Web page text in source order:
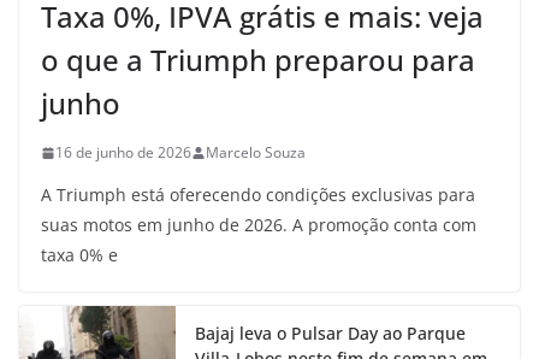
Taxa 0%, IPVA grátis e mais: veja
o que a Triumph preparou para
junho
16 de junho de 2026 Marcelo Souza
A Triumph está oferecendo condições exclusivas para
suas motos em junho de 2026. A promoção conta com
taxa 0% e
Bajaj leva o Pulsar Day ao Parque